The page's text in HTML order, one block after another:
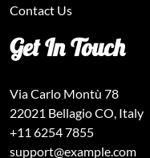
Contact Us
Get In Touch
Via Carlo Montù 78
22021 Bellagio CO, Italy
+11 6254 7855
support@example.com